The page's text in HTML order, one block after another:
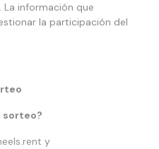
La información que
la participación del
sorteo?
y